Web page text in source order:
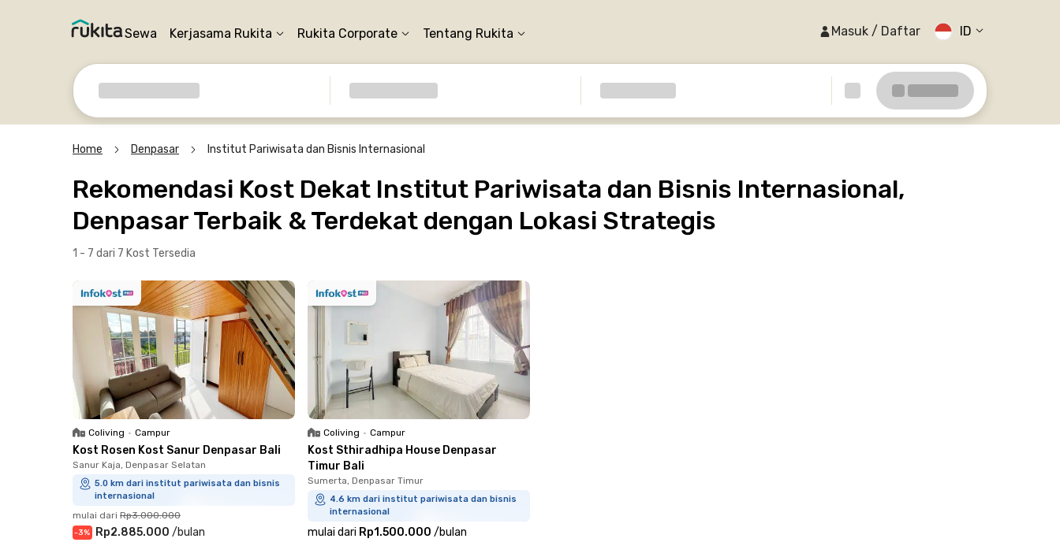
Sewa Kerjasama Rukita Rukita Corporate Tentang Rukita Masuk / Daftar ID
Home Denpasar Institut Pariwisata dan Bisnis Internasional
Rekomendasi Kost Dekat Institut Pariwisata dan Bisnis Internasional,
Denpasar Terbaik & Terdekat dengan Lokasi Strategis
1 - 7 dari 7 Kost Tersedia
Coliving • Campur
Kost Rosen Kost Sanur Denpasar Bali
Sanur Kaja, Denpasar Selatan
5.0 km dari institut pariwisata dan bisnis
internasional
mulai dari Rp3.000.000
-3% Rp2.885.000 /bulan
Coliving • Campur
Kost Sthiradhipa House Denpasar
Timur Bali
Sumerta, Denpasar Timur
4.6 km dari institut pariwisata dan bisnis
internasional
mulai dari Rp1.500.000 /bulan